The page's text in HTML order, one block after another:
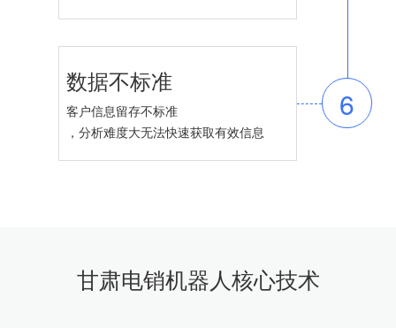
数据不标准
客户信息留存不标准
，分析难度大无法快速获取有效信息
6
甘肃电销机器人核心技术